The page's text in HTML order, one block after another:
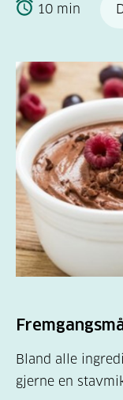
10 min
Bland alle
gjerne en